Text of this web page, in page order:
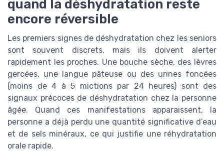
quand la déshydratation reste
encore réversible
Les premiers signes de déshydratation chez les seniors
sont souvent discrets, mais ils doivent alerter
rapidement les proches. Une bouche sèche, des lèvres
gercées, une langue pâteuse ou des urines foncées
(moins de 4 à 5 mictions par 24 heures) sont des
signaux précoces de déshydratation chez la personne
âgée. Quand ces manifestations apparaissent, la
personne a déjà perdu une quantité significative d’eau
et de sels minéraux, ce qui justifie une réhydratation
orale rapide.